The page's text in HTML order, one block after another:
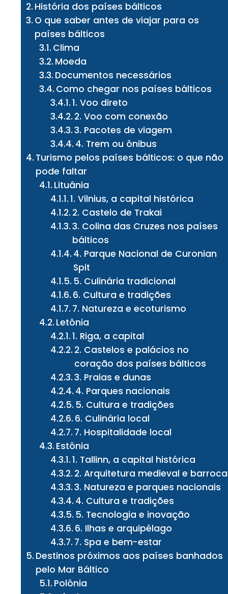
História dos países bálticos
O que saber antes de viajar para os
países bálticos
Clima
Moeda
Documentos necessários
Como chegar nos países bálticos
1. Voo direto
2. Voo com conexão
3. Pacotes de viagem
4. Trem ou ônibus
Turismo pelos países bálticos: o que não
pode faltar
Lituânia
1. Vilnius, a capital histórica
2. Castelo de Trakai
3. Colina das Cruzes nos países
bálticos
4. Parque Nacional de Curonian
Spit
5. Culinária tradicional
6. Cultura e tradições
7. Natureza e ecoturismo
Letônia
1. Riga, a capital
2. Castelos e palácios no
coração dos países bálticos
3. Praias e dunas
4. Parques nacionais
5. Cultura e tradições
6. Culinária local
7. Hospitalidade local
Estônia
1. Tallinn, a capital histórica
2. Arquitetura medieval e barroca
3. Natureza e parques nacionais
4. Cultura e tradições
5. Tecnologia e inovação
6. Ilhas e arquipélago
7. Spa e bem-estar
Destinos próximos aos países banhados
pelo Mar Báltico
Polônia